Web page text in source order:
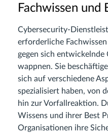
Fachwissen und
Cybersecurity-
erforderliche
gegen sich entwickelnde
wappnen. Sie
sich auf verschiedene
spezialisiert haben, von
hin zur Vorfallreaktion.
Wissens und ihrer Best
Organisationen ihre